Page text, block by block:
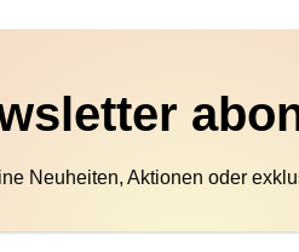
Neuheiten, Aktionen oder